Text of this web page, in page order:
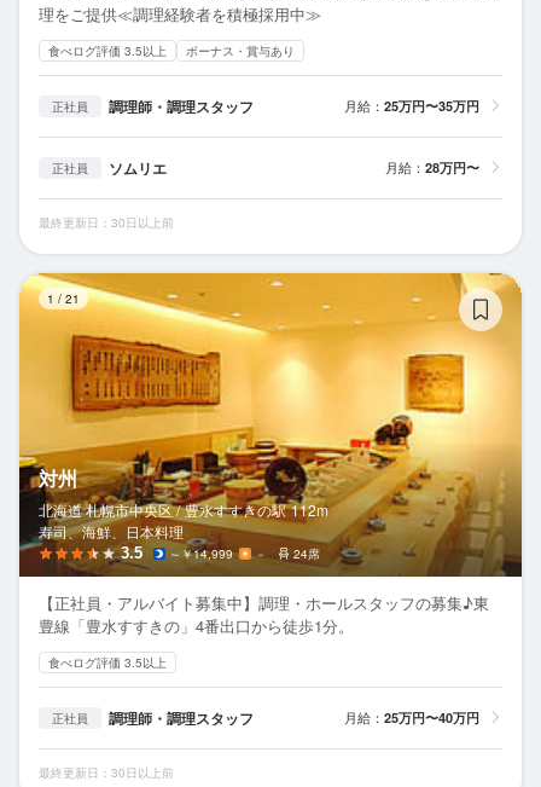
理をご提供≪調理経験者を積極採用中≫
食べログ評価 3.5以上 ボーナス・賞与あり
正社員 調理師・調理スタッフ 月給： 25万円〜35万円
正社員 ソムリエ 月給： 28万円〜
最終更新日：30日以上前
1 / 21
対州
北海道 札幌市中央区 / 豊水すすきの駅 112m
寿司、海鮮、日本料理
3.5 ～￥14,999 － 24席
【正社員・アルバイト募集中】調理・ホールスタッフの募集♪東
豊線「豊水すすきの」4番出口から徒歩1分。
食べログ評価 3.5以上
正社員 調理師・調理スタッフ 月給： 25万円〜40万円
最終更新日：30日以上前